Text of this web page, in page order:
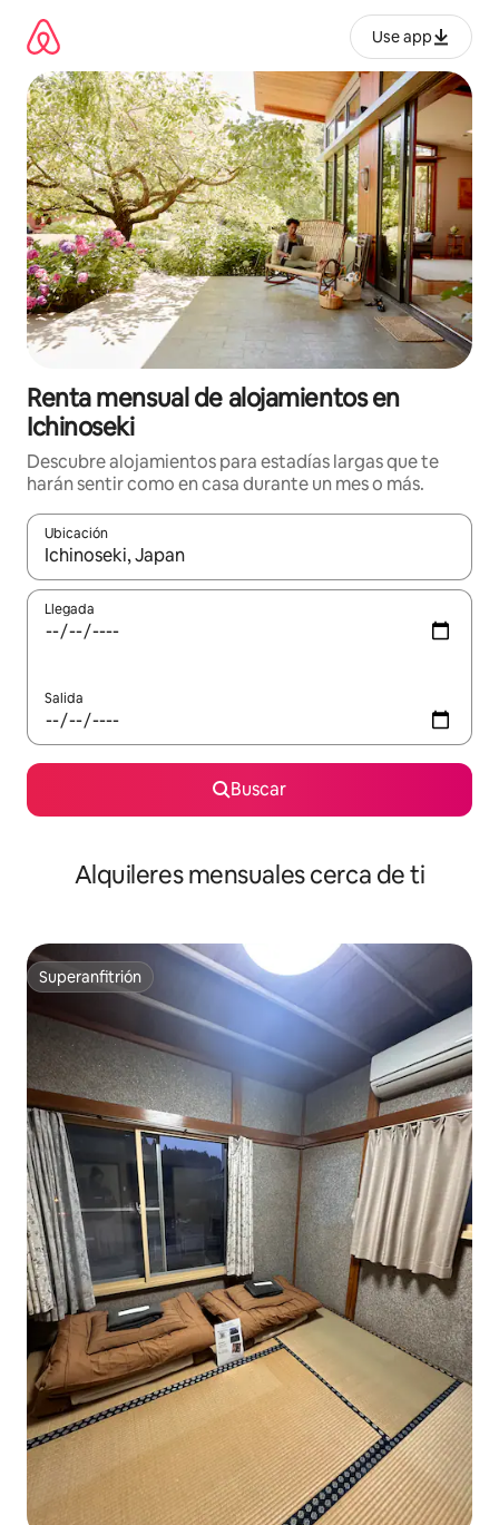
contenido
Use app
Renta mensual de alojamientos en
Ichinoseki
Descubre alojamientos para estadías largas que te
harán sentir como en casa durante un mes o más.
Ubicación
Cuando los resultados estén disponibles, navega con las
Llegada
Salida
Buscar
Alquileres mensuales cerca de ti
Superanfitrión
Superanfitrión